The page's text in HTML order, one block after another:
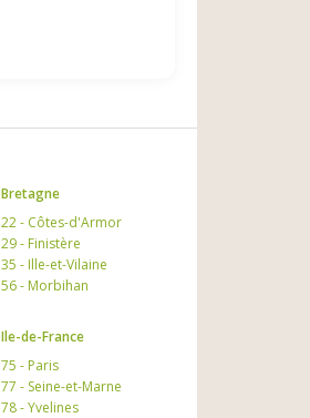
Bretagne
22 - Côtes-d'Armor
29 - Finistère
35 - Ille-et-Vilaine
56 - Morbihan
Ile-de-France
75 - Paris
77 - Seine-et-Marne
78 - Yvelines